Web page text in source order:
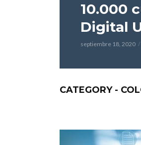
10.000
Digital
septiembre 18, 2020
CATEGORY -